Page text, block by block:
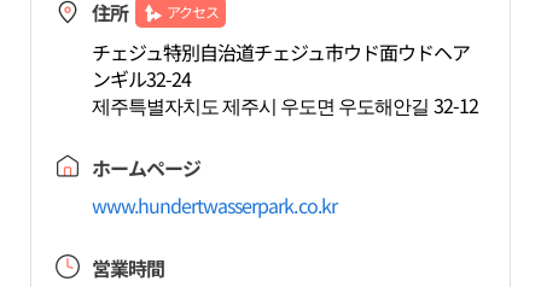
住所 アクセス
チェジュ特別自治道チェジュ市ウド面ウドヘア
ンギル32-24
제주특별자치도 제주시 우도면 우도해안길 32-12
ホームページ
www.hundertwasserpark.co.kr
営業時間